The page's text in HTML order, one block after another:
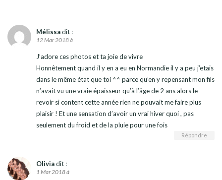
Mélissadit :
12 Mar 2018 à
J’adore ces photos et ta joie de vivre
Honnêtement quand il y en a eu en Normandie il y a peu j’etais
dans le même état que toi ^^ parce qu’en y repensant mon fils
n’avait vu une vraie épaisseur qu’à l’âge de 2 ans alors le
revoir si content cette année rien ne pouvait me faire plus
plaisir ! Et une sensation d’avoir un vrai hiver quoi , pas
seulement du froid et de la pluie pour une fois
Répondre
Oliviadit :
1 Mar 2018 à